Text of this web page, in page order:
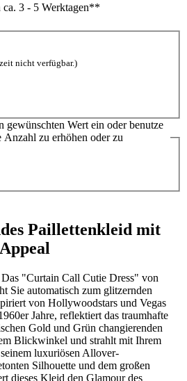
ca. 3 - 5 Werktagen**
nicht verfügbar.)
Wert ein oder benutze
Anzahl zu erhöhen oder zu
Paillettenkleid mit
"Curtain Call Cutie Dress" von
Sie automatisch zum glitzernden
von Hollywoodstars und Vegas
Jahre, reflektiert das traumhafte
Gold und Grün changierenden
Blickwinkel und strahlt mit Ihrem
luxuriösen Allover-
Silhouette und dem großen
dieses Kleid den Glamour des